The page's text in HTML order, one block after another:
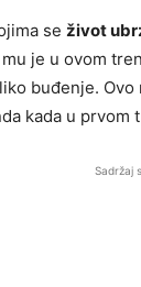
se život
je u ovom
buđenje.
kada u
Sadržaj